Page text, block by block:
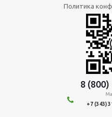
Политика
8
+7 (343)